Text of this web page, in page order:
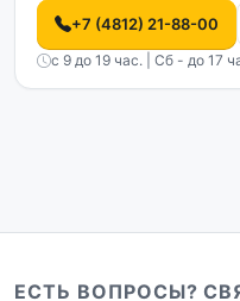
+7 (4812) 21-88-00
с 9 до 19 час. | Сб - до 17
ЕСТЬ ВОПРОСЫ?